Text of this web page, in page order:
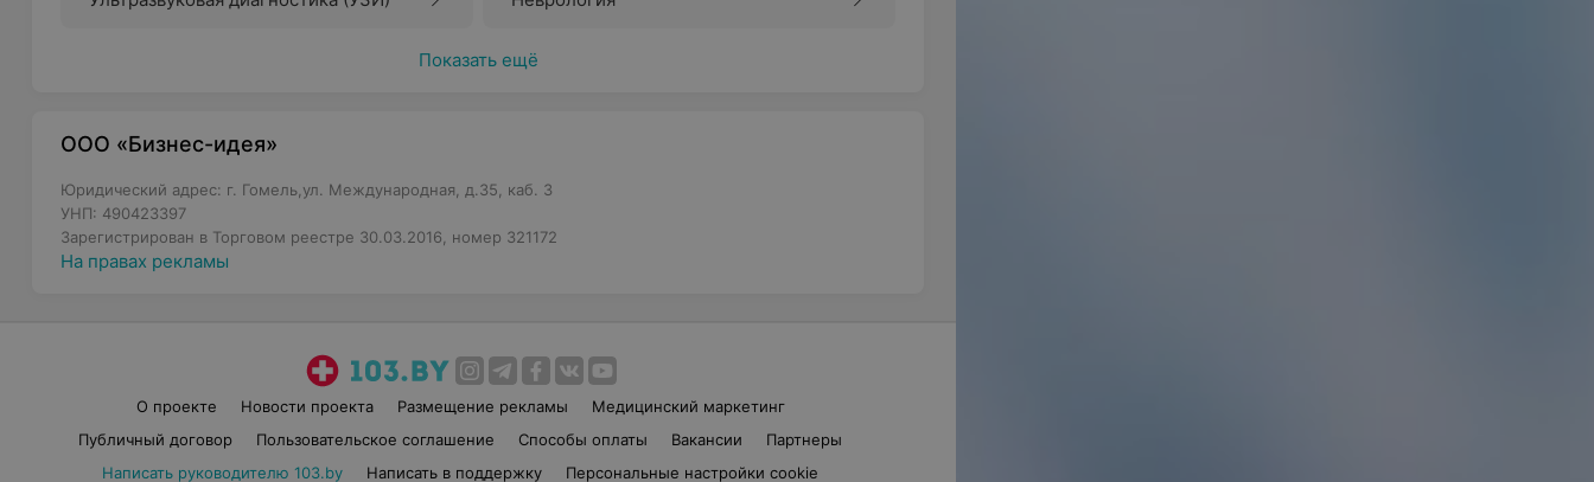
Показать ещё
ООО «Бизнес-идея»
Юридический адрес: г. Гомель,ул. Международная, д.35, каб. 3
УНП: 490423397
Зарегистрирован в Торговом реестре 30.03.2016, номер 321172
На правах рекламы
О проекте Новости проекта Размещение рекламы
Медицинский маркетинг
Публичный договор
Пользовательское соглашение Способы оплаты Вакансии
Партнеры
Написать руководителю 103.by
Написать в поддержку Персональные настройки cookie